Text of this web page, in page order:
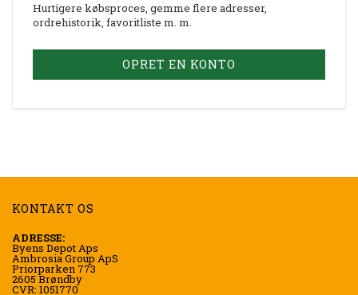
Hurtigere købsproces, gemme flere adresser,
ordrehistorik, favoritliste m. m.
OPRET EN KONTO
KONTAKT OS
ADRESSE:
Byens Depot Aps
Ambrosia Group ApS
Priorparken 773
2605 Brøndby
CVR: 1051770